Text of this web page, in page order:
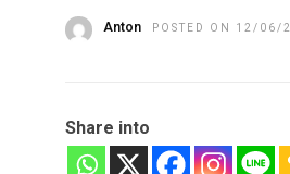
Anton POSTED ON 12/06/
Share into